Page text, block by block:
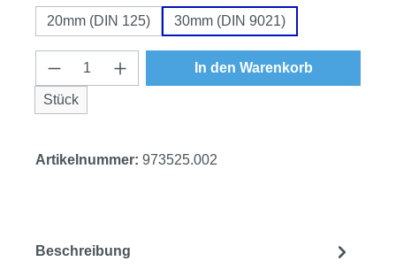
20mm (DIN 125) 30mm (DIN 9021)
Produkt Anzahl: Gib den gewünschten
Stück
In den Warenkorb
Artikelnummer: 973525.002
Beschreibung